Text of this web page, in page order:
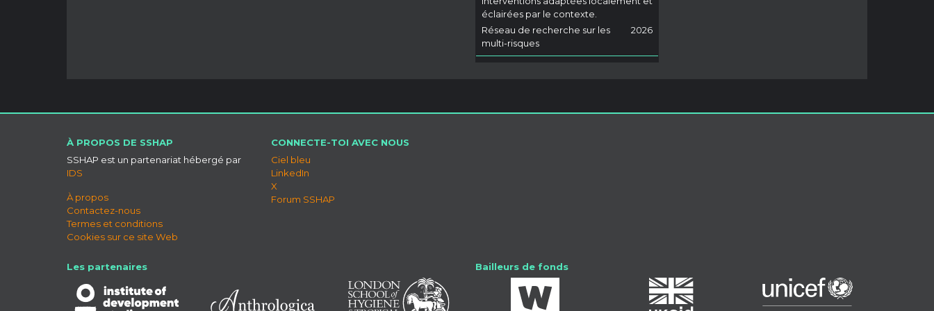
éclairées par le contexte.
Réseau de recherche sur les
multi-risques
2026
À PROPOS DE SSHAP
SSHAP est un partenariat hébergé par
IDS
À propos
Contactez-nous
Termes et conditions
Cookies sur ce site Web
CONNECTE-TOI AVEC NOUS
Ciel bleu
LinkedIn
X
Forum SSHAP
Les partenaires Bailleurs de fonds